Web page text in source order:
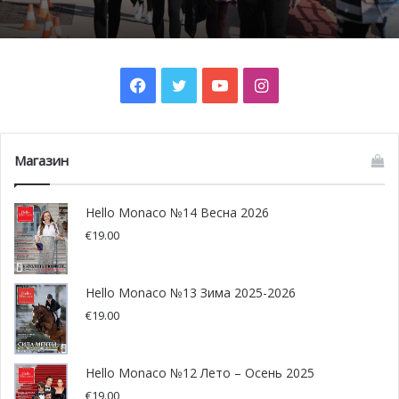
специалисты обнаружили, что течение мешает им
выполнить процедуру со всей точностью и были
следующего дня и лучших подводных условий.
Facebook
TwitterYouTubeInstagram
Магазин
Hello Monaco №14 Весна 2026
€19.00
Hello Monaco №13 Зима 2025-2026
€19.00
Hello Monaco №12 Лето – Осень 2025
€19.00